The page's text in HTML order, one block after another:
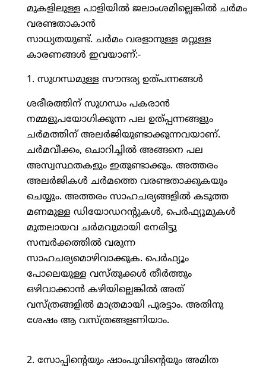
മുകളിലുള്ള പാളിയില്‍ ജലാംശമില്ലെങ്കില്‍ ചര്‍മം
വരണ്ടതാകാന്‍
സാധ്യതയുണ്ട്. ചര്‍മം വരളാനുള്ള മറ്റുള്ള
കാരണങ്ങള്‍ ഇവയാണ്:-
1. സുഗന്ധമുള്ള സൗന്ദര്യ ഉത്പന്നങ്ങള്‍
ശരീരത്തിന് സുഗന്ധം പകരാന്‍
നമ്മളുപയോഗിക്കുന്ന പല ഉത്പ്പന്നങ്ങളും
ചര്‍മത്തിന് അലര്‍ജിയുണ്ടാക്കുന്നവയാണ്.
ചര്‍മവീക്കം, ചൊറിച്ചില്‍ അങ്ങനെ പല
അസ്വസ്ഥതകളും ഇതുണ്ടാക്കും. അത്തരം
അലര്‍ജികള്‍ ചര്‍മത്തെ വരണ്ടതാക്കുകയും
ചെയ്യും. അത്തരം സാഹചര്യങ്ങളില്‍ കടുത്ത
മണമുള്ള ഡിയോഡറന്റുകള്‍, പെര്‍ഫ്യൂമുകള്‍
മുതലായവ ചര്‍മവുമായി നേരിട്ടു
സമ്പര്‍ക്കത്തില്‍ വരുന്ന
സാഹചര്യമൊഴിവാക്കുക. പെര്‍ഫ്യൂം
പോലെയുള്ള വസ്തുക്കള്‍ തീര്‍ത്തും
ഒഴിവാക്കാന്‍ കഴിയില്ലെങ്കില്‍ അത്
വസ്ത്രങ്ങളില്‍ മാത്രമായി പുരട്ടാം. അതിനു
ശേഷം ആ വസ്ത്രങ്ങളണിയാം.
2. സോപ്പിന്റെയും ഷാംപുവിന്റെയും അമിത